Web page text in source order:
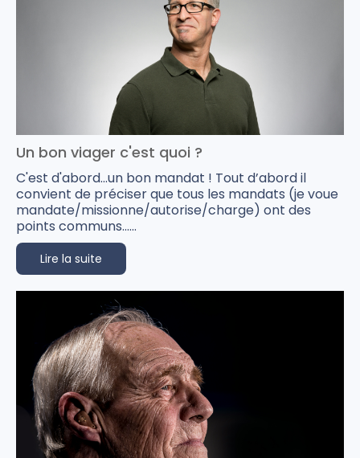
Un bon viager c'est quoi ?
C'est d'abord...un bon mandat ! Tout d’abord il
convient de préciser que tous les mandats (je voue
mandate/missionne/autorise/charge) ont des
points communs......
Lire la suite